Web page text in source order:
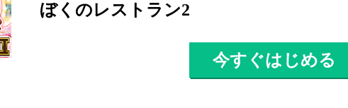
ぼくのレストラン2
今すぐはじめる